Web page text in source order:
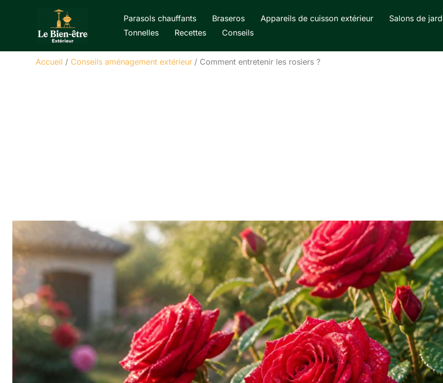
Parasols chauffants Braseros Appareils de cuisson extérieur
Salons de
Tonnelles
Recettes Conseils
Accueil Conseils aménagement extérieur Comment entretenir les rosiers ?